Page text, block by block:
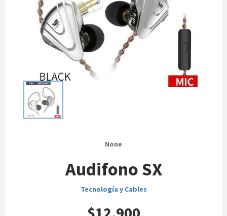
None
Audifono SX
Tecnología y Cables